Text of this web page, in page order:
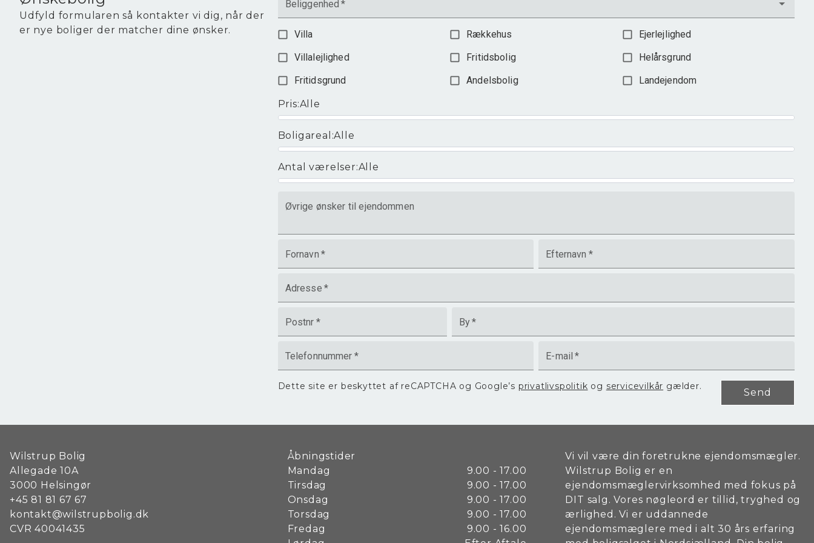
Udfyld formularen så kontakter vi dig, når der
er nye boliger der matcher dine ønsker.
Beliggenhed *
Villa Rækkehus
Ejerlejlighed
Villalejlighed
Fritidsbolig
Helårsgrund
Fritidsgrund
Andelsbolig Landejendom
Pris:Alle
Boligareal :Alle
Antal værelser:Alle
Øvrige ønsker til ejendommen
Fornavn * Efternavn *
Adresse *
Postnr * By*
Telefonnummer * E-mail *
Dette site er beskyttet af reCAPTCHA og Google’s privatlivspolitik og servicevilkår gælder.
Send
Wilstrup Bolig
Allegade 10A
3000 Helsingør
+45 81 81 67 67
kontakt@wilstrupbolig.dk
CVR40041435
Åbningstider
Mandag
9.00 - 17.00
Tirsdag
9.00 - 17.00
Onsdag
9.00 - 17.00
Torsdag
9.00 - 17.00
Fredag
9.00 - 16.00
Vi vil være din foretrukne ejendomsmægler.
Wilstrup Bolig er en
ejendomsmæglervirksomhed med fokus på
DIT salg. Vores nøgleord er tillid, tryghed og
ærlighed. Vi er uddannede
ejendomsmæglere med i alt 30 års erfaring